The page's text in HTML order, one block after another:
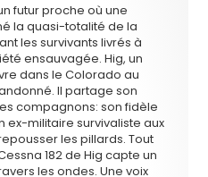
futur proche où une
la quasi-totalité de la
les survivants livrés à
ensauvagée. Hig, un
dans le Colorado au
Il partage son
compagnons: son fidèle
ex-militaire survivaliste aux
les pillards. Tout
182 de Hig capte un
les ondes. Une voix